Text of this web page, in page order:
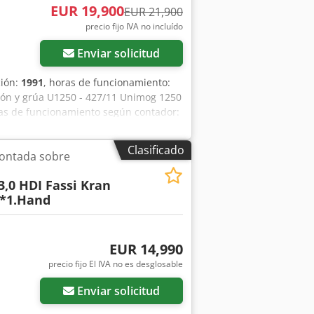
EUR 19,900EUR 21,900
precio fijo IVA no incluído
Enviar solicitud
1991, horas de funcionamiento:
y grúa U1250 - 427/11 Unimog 1250
de funcionamiento según contador:
CV) Caja de cambios de 16
R 20, profundidad de la banda de
kg (peso reducido), peso en vacío:
kg, ABS, radio, bloqueo del
x altura: 5500 x 2265 x 3400 mm,
funcionamiento debido a la
de bola de 40 mm 2
y trasera La transmisión está
por óxido en la cabina, ver
a petición. Esta descripción no
la exactitud de todos los
Clasificado
sobre
HDI Fassi Kran
EUR 14,990
precio fijo El IVA no es desglosable
Enviar solicitud